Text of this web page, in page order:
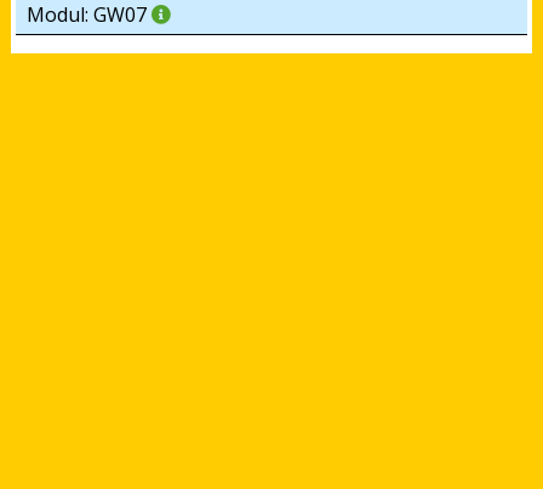
Modul: GW07